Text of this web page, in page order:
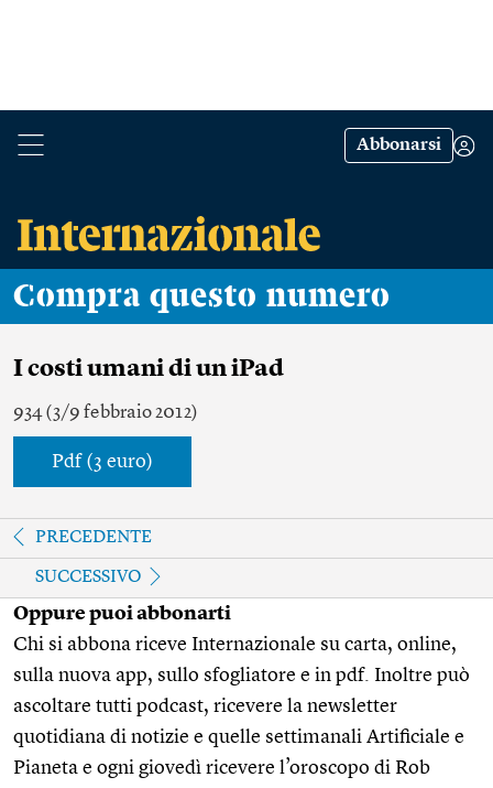
Abbonarsi
Compra questo numero
I costi umani di un iPad
934 (3/9 febbraio 2012)
Pdf (3 euro)
PRECEDENTE
SUCCESSIVO
Oppure puoi abbonarti
Chi si abbona riceve Internazionale su carta, online,
sulla nuova app, sullo sfogliatore e in pdf. Inoltre può
ascoltare tutti podcast, ricevere la newsletter
quotidiana di notizie e quelle settimanali Artificiale e
Pianeta e ogni giovedì ricevere l’oroscopo di Rob